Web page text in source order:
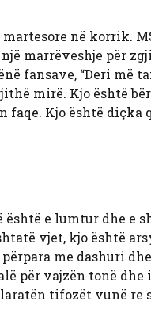
në korrik.
marrëveshje për
fansave, “Deri më
mirë. Kjo është
Kjo është diçka
është e lumtur dhe e
vjet, kjo është
me dashuri
për vajzën tonë
tifozët vunë re